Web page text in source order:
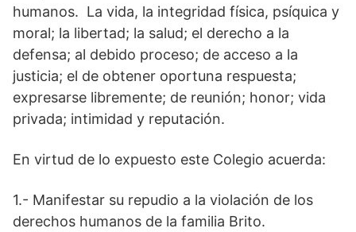
humanos. La vida, la integridad física, psíquica y
moral; la libertad; la salud; el derecho a la
defensa; al debido proceso; de acceso a la
justicia; el de obtener oportuna respuesta;
expresarse libremente; de reunión; honor; vida
privada; intimidad y reputación.
En virtud de lo expuesto este Colegio acuerda:
1.- Manifestar su repudio a la violación de los
derechos humanos de la familia Brito.